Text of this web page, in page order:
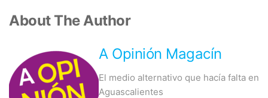
About The Author
A Opinión Magacín
El medio alternativo que hacía falta en
Aguascalientes